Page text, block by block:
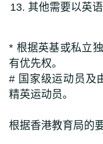
其他需要以英
* 根据英基或私立
有优先权。
# 国家级运动员及
精英运动员。
根据香港教育局的